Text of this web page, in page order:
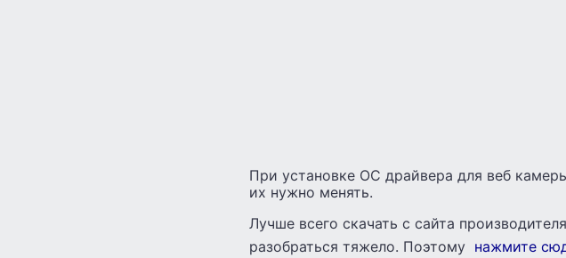
При установке ОС драйвера для веб
их нужно менять.
Лучше всего скачать с сайта
разобраться тяжело. Поэтому нажмите